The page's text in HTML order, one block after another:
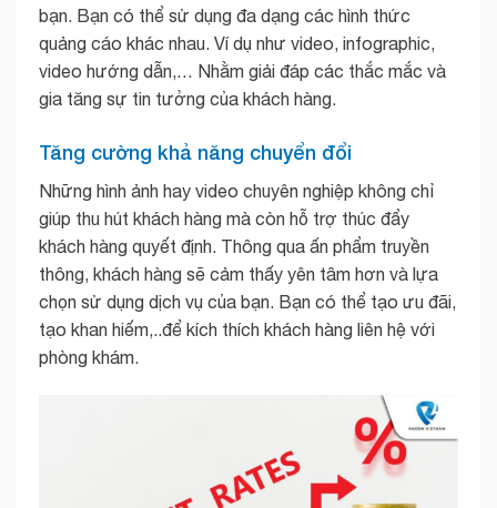
bạn. Bạn có thể sử dụng đa dạng các hình thức
quảng cáo khác nhau. Ví dụ như video, infographic,
video hướng dẫn,… Nhằm giải đáp các thắc mắc và
gia tăng sự tin tưởng của khách hàng.
Tăng cường khả năng chuyển đổi
Những hình ảnh hay video chuyên nghiệp không chỉ
giúp thu hút khách hàng mà còn hỗ trợ thúc đẩy
khách hàng quyết định. Thông qua ấn phẩm truyền
thông, khách hàng sẽ cảm thấy yên tâm hơn và lựa
chọn sử dụng dịch vụ của bạn. Bạn có thể tạo ưu đãi,
tạo khan hiếm,..để kích thích khách hàng liên hệ với
phòng khám.